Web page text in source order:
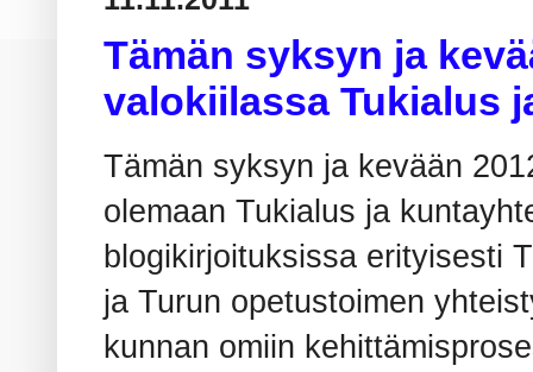
Tämän syksyn ja
valokiilassa Tukialus
Tämän syksyn ja kevään
olemaan Tukialus ja
blogikirjoituksissa erityisesti
ja Turun opetustoimen
kunnan omiin